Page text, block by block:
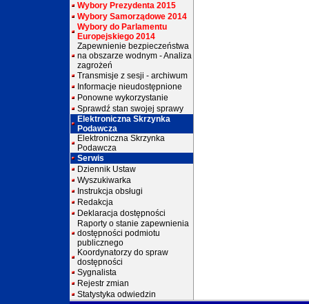
Wybory Prezydenta 2015
Wybory Samorządowe 2014
Wybory do Parlamentu
Europejskiego 2014
Zapewnienie bezpieczeństwa
na obszarze wodnym - Analiza
zagrożeń
Transmisje z sesji - archiwum
Informacje nieudostępnione
Ponowne wykorzystanie
Sprawdź stan swojej sprawy
Elektroniczna Skrzynka
Podawcza
Elektroniczna Skrzynka
Podawcza
Serwis
Dziennik Ustaw
Wyszukiwarka
Instrukcja obsługi
Redakcja
Deklaracja dostępności
Raporty o stanie zapewnienia
dostępności podmiotu
publicznego
Koordynatorzy do spraw
dostępności
Sygnalista
Rejestr zmian
Statystyka odwiedzin